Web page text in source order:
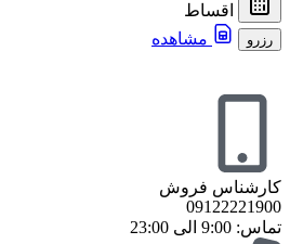
اقساط
رزرو مشاهده
کارشناس فروش
09122221900
تماس: 9:00 الی 23:00